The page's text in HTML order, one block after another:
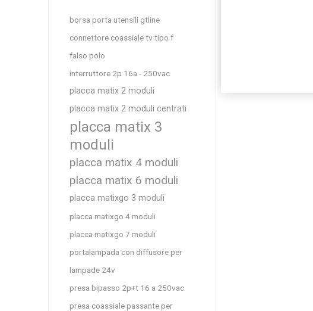
borsa porta utensili gtline
connettore coassiale tv tipo f
falso polo
interruttore 2p 16a - 250vac
placca matix 2 moduli
placca matix 2 moduli centrati
placca matix 3
moduli
placca matix 4 moduli
placca matix 6 moduli
placca matixgo 3 moduli
placca matixgo 4 moduli
placca matixgo 7 moduli
portalampada con diffusore per
lampade 24v
presa bipasso 2p+t 16 a 250vac
presa coassiale passante per